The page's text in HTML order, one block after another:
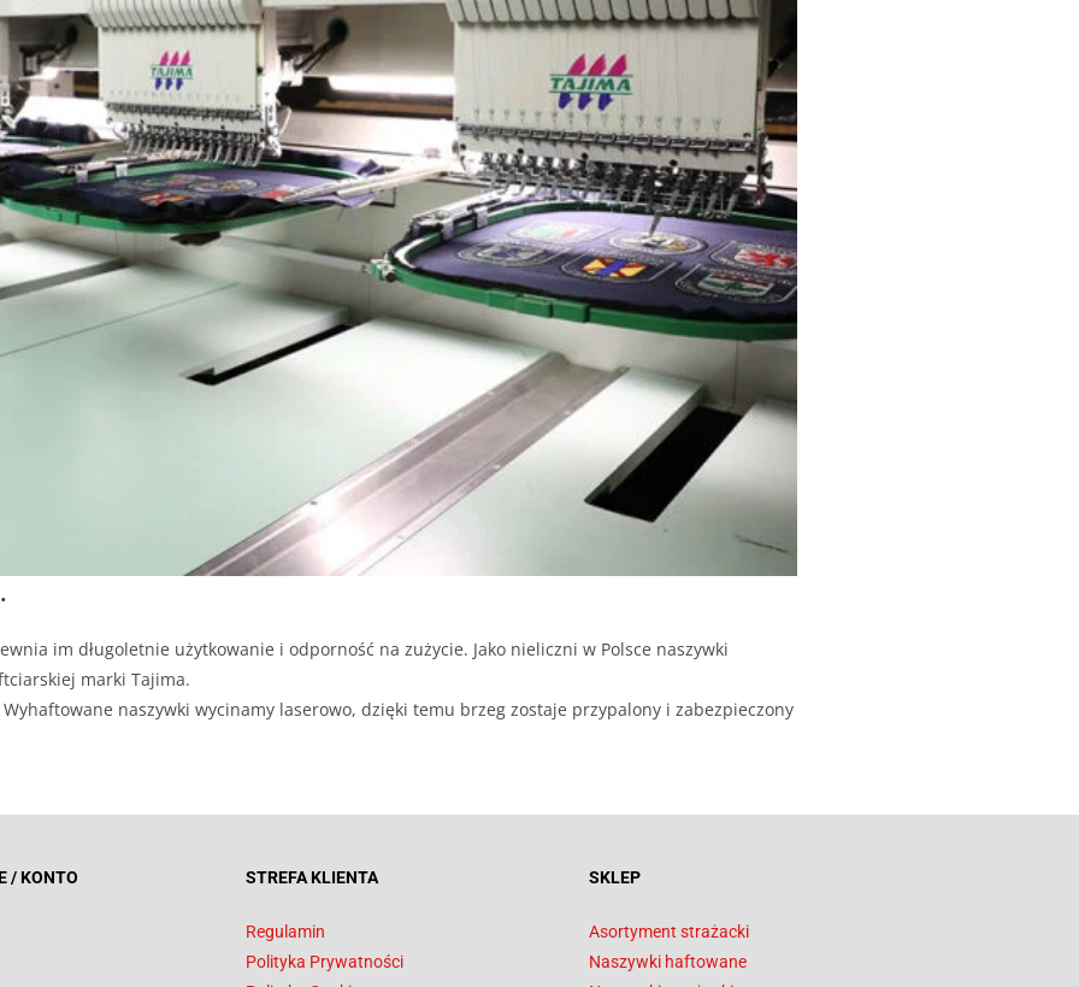
im długoletnie użytkowanie i odporność na zużycie. Jako nieliczni w Polsce naszywki
marki Tajima.
naszywki wycinamy laserowo, dzięki temu brzeg zostaje przypalony i zabezpieczony
/ KONTO STREFA KLIENTA
Regulamin
Polityka Prywatności
SKLEP
Asortyment strażacki
Naszywki haftowane